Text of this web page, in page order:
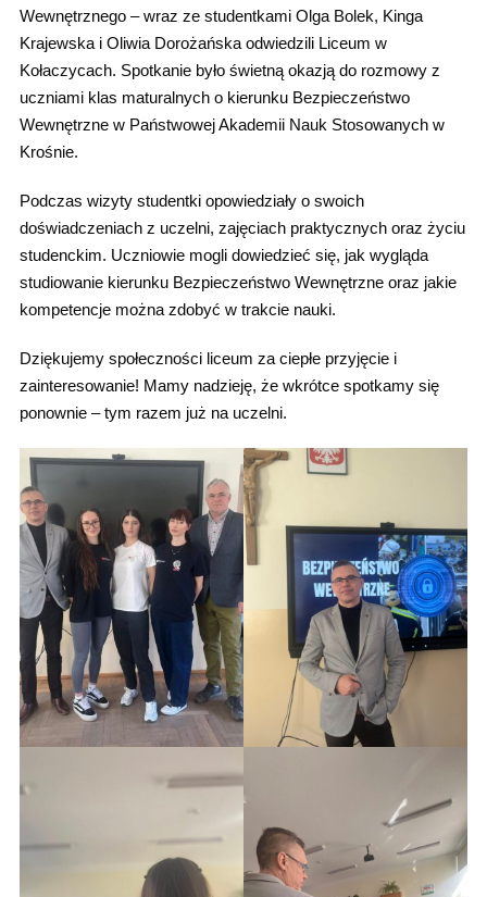
Wewnętrznego – wraz ze studentkami Olga Bolek, Kinga
Krajewska i Oliwia Dorożańska odwiedzili Liceum w
Kołaczycach. Spotkanie było świetną okazją do rozmowy z
uczniami klas maturalnych o kierunku Bezpieczeństwo
Wewnętrzne w Państwowej Akademii Nauk Stosowanych w
Krośnie.
Podczas wizyty studentki opowiedziały o swoich
doświadczeniach z uczelni, zajęciach praktycznych oraz życiu
studenckim. Uczniowie mogli dowiedzieć się, jak wygląda
studiowanie kierunku Bezpieczeństwo Wewnętrzne oraz jakie
kompetencje można zdobyć w trakcie nauki.
Dziękujemy społeczności liceum za ciepłe przyjęcie i
zainteresowanie! Mamy nadzieję, że wkrótce spotkamy się
ponownie – tym razem już na uczelni.